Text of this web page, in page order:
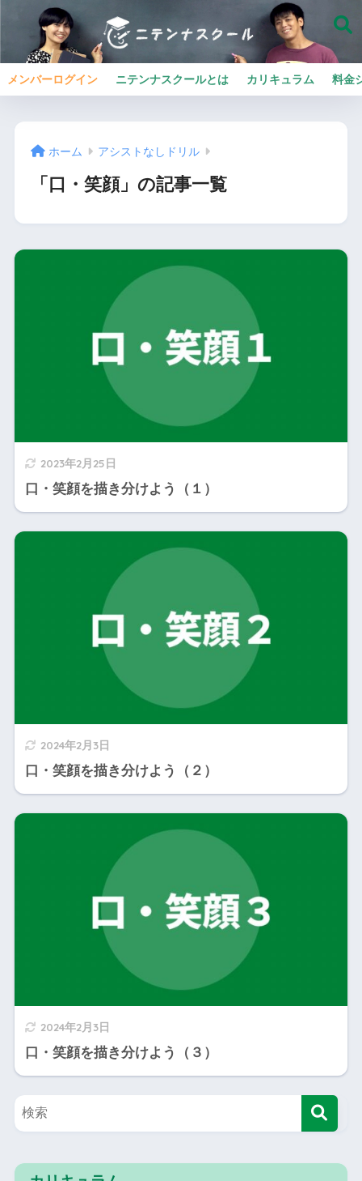
メンバーログイン ニテンナスクールとは カリキュラム 料金
ホーム アシストなしドリル
「口・笑顔」の記事一覧
2023年2月25日
口・笑顔を描き分けよう（１）
2024年2月3日
口・笑顔を描き分けよう（２）
2024年2月3日
口・笑顔を描き分けよう（３）